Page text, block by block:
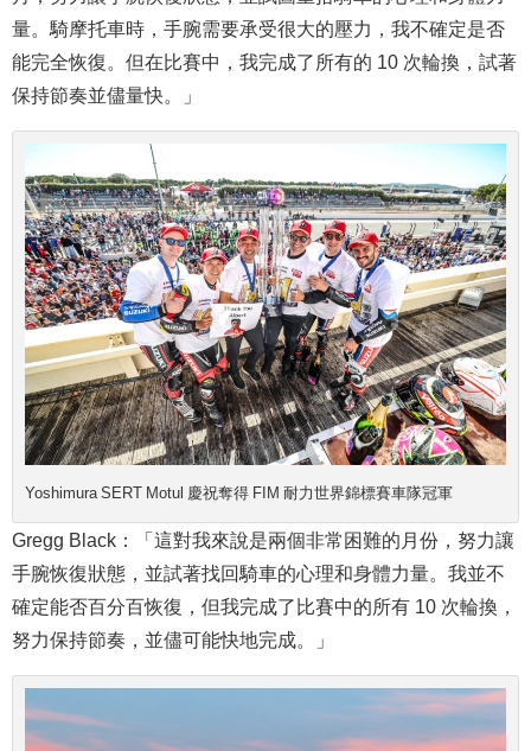
量。騎摩托車時，手腕需要承受很大的壓力，我不確定是否
能完全恢復。但在比賽中，我完成了所有的 10 次輪換，試著
保持節奏並儘量快。」
Yoshimura SERT Motul 慶祝奪得 FIM 耐力世界錦標賽車隊冠軍
Gregg Black：「這對我來說是兩個非常困難的月份，努力讓
手腕恢復狀態，並試著找回騎車的心理和身體力量。我並不
確定能否百分百恢復，但我完成了比賽中的所有 10 次輪換，
努力保持節奏，並儘可能快地完成。」